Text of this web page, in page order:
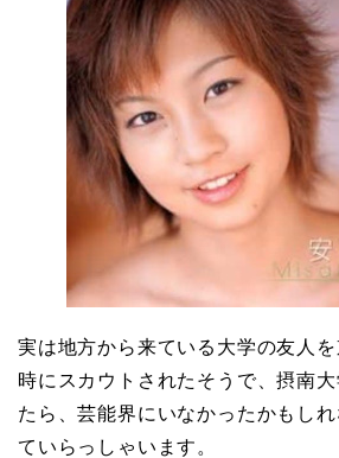
実は地方から来ている大学の友人
時にスカウトされたそうで、摂南
たら、芸能界にいなかったかもし
ていらっしゃいます。